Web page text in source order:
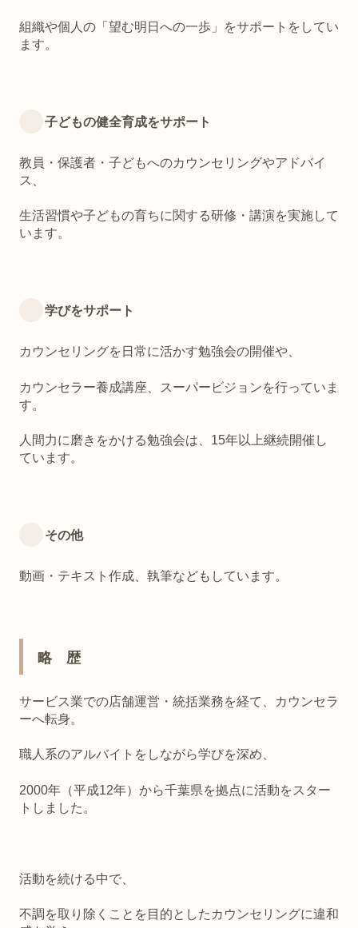
組織や個人の「望む明日への一歩」をサポートをしてい
ます。
子どもの健全育成をサポート
教員・保護者・子どもへのカウンセリングやアドバイ
ス、
生活習慣や子どもの育ちに関する研修・講演を実施して
います。
学びをサポート
カウンセリングを日常に活かす勉強会の開催や、
カウンセラー養成講座、スーパービジョンを行っていま
す。
人間力に磨きをかける勉強会は、15年以上継続開催し
ています。
その他
動画・テキスト作成、執筆などもしています。
略 歴
サービス業での店舗運営・統括業務を経て、カウンセラ
ーへ転身。
職人系のアルバイトをしながら学びを深め、
2000年（平成12年）から千葉県を拠点に活動をスター
トしました。
活動を続ける中で、
不調を取り除くことを目的としたカウンセリングに違和